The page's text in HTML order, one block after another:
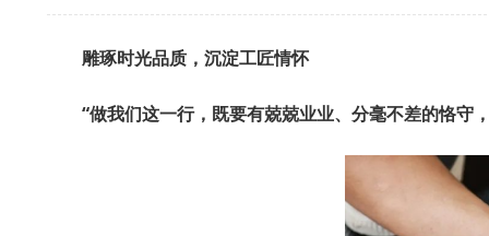
雕琢时光品质，沉淀工匠情怀
“做我们这一行，既要有兢兢业业、分毫不差的恪守